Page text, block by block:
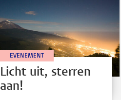
EVENEMENT
Licht uit, sterren
aan!